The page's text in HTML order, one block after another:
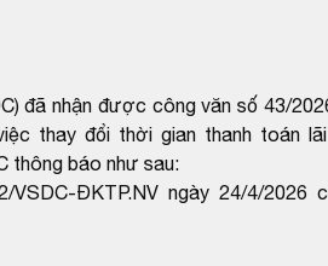
đã nhận được công văn số 43/
thay đổi thời gian thanh toán
thông báo như sau:
ĐKTP.NV ngày 24/4/2026